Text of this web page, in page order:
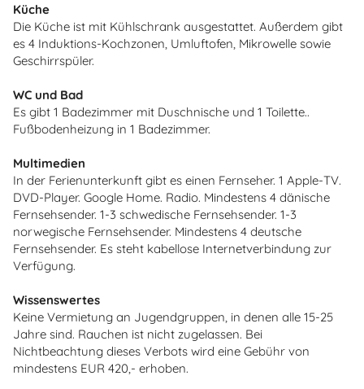
Küche
Die Küche ist mit Kühlschrank ausgestattet. Außerdem gibt
es 4 Induktions-Kochzonen, Umluftofen, Mikrowelle sowie
Geschirrspüler.
WC und Bad
Es gibt 1 Badezimmer mit Duschnische und 1 Toilette..
Fußbodenheizung in 1 Badezimmer.
Multimedien
In der Ferienunterkunft gibt es einen Fernseher. 1 Apple-TV.
DVD-Player. Google Home. Radio. Mindestens 4 dänische
Fernsehsender. 1-3 schwedische Fernsehsender. 1-3
norwegische Fernsehsender. Mindestens 4 deutsche
Fernsehsender. Es steht kabellose Internetverbindung zur
Verfügung.
Wissenswertes
Keine Vermietung an Jugendgruppen, in denen alle 15-25
Jahre sind. Rauchen ist nicht zugelassen. Bei
Nichtbeachtung dieses Verbots wird eine Gebühr von
mindestens EUR 420,- erhoben.